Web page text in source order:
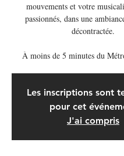
mouvements et votre
passionnés, dans une
décontractée.
À moins de 5 minutes du
Les inscriptions sont
pour cet
J'ai compris